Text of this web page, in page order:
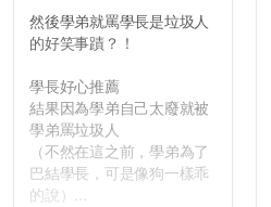
然後學弟就罵學長是垃圾人
的好笑事蹟？！
學長好心推薦
結果因為學弟自己太廢就被
學弟罵垃圾人
（不然在這之前，學弟為了
巴結學長，可是像狗一樣乖
的說）...